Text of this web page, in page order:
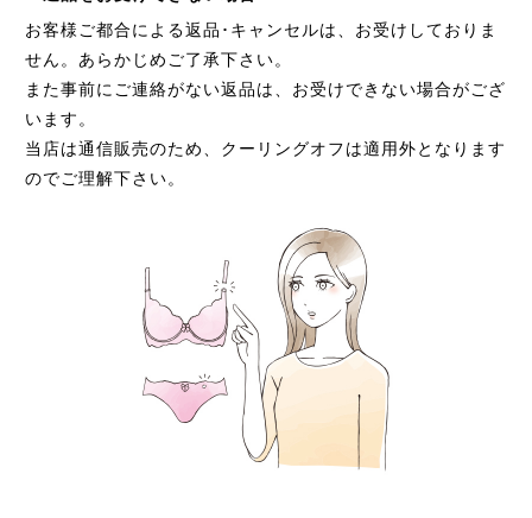
お客様ご都合による返品･キャンセルは、お受けしておりま
せん。あらかじめご了承下さい。
また事前にご連絡がない返品は、お受けできない場合がござ
います。
当店は通信販売のため、クーリングオフは適用外となります
のでご理解下さい。